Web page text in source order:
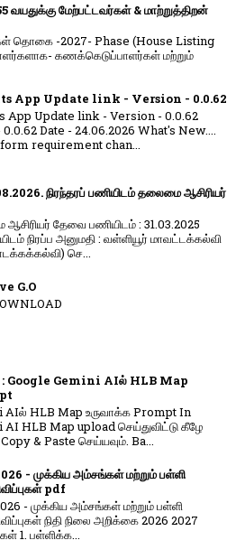
மேற்பட்டவர்கள் & மாற்றுத்திறன்
தொகை -2027- Phase (House Listing
கணக்கெடுப்பாளர்கள் மற்றும்
App Update link - Version - 0.0.62
App Update link - Version - 0.0.62
Date - 24.06.2026 What's New....
requirement chan...
நிரந்தரப் பணியிடம் தலைமை ஆசிரியர்
தேவை பணியிடம் : 31.03.2025
நிரப்ப அனுமதி : வள்ளியூர் மாவட்டக்கல்வி
செ...
G.O
: Google Gemini AIல் HLB Map
AIல் HLB Map உருவாக்க Prompt In
HLB Map upload செய்துவிட்டு கீழே
& Paste செய்யவும். Ba...
- முக்கிய அம்சங்கள் மற்றும் பள்ளி
pdf
- முக்கிய அம்சங்கள் மற்றும் பள்ளி
நிதி நிலை அறிக்கை 2026 2027
1. பள்ளிக்க...